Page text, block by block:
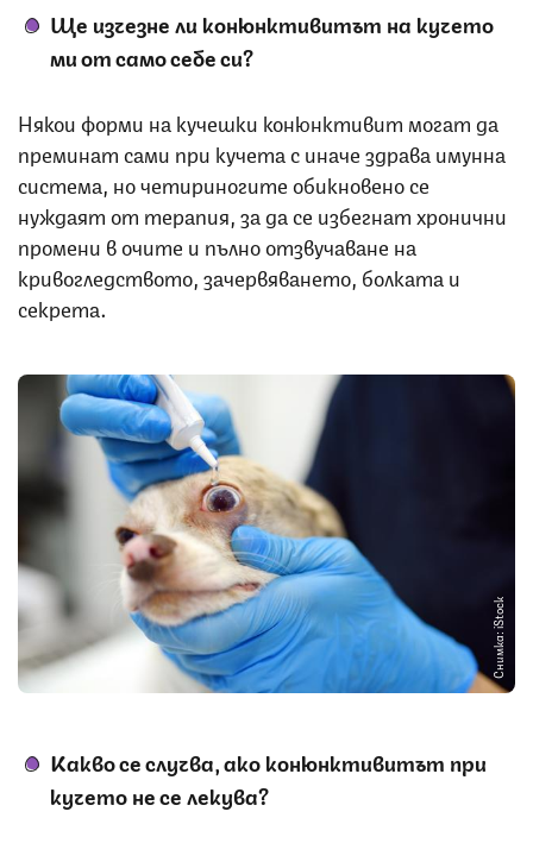
Ще изчезне ли конюнктивитът на кучето
ми от само себе си?
Някои форми на кучешки конюнктивит могат да
преминат сами при кучета с иначе здрава имунна
система, но четириногите обикновено се
нуждаят от терапия, за да се избегнат хронични
промени в очите и пълно отзвучаване на
кривогледството, зачервяването, болката и
секрета.
Снимка: iStock
Какво се случва, ако конюнктивитът при
кучето не се лекува?